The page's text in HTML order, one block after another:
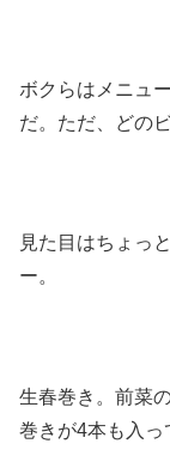
ボクらはメニュ
だ。ただ、どの
見た目はちょっ
ー。
生春巻き。前菜
巻きが4本も入っ